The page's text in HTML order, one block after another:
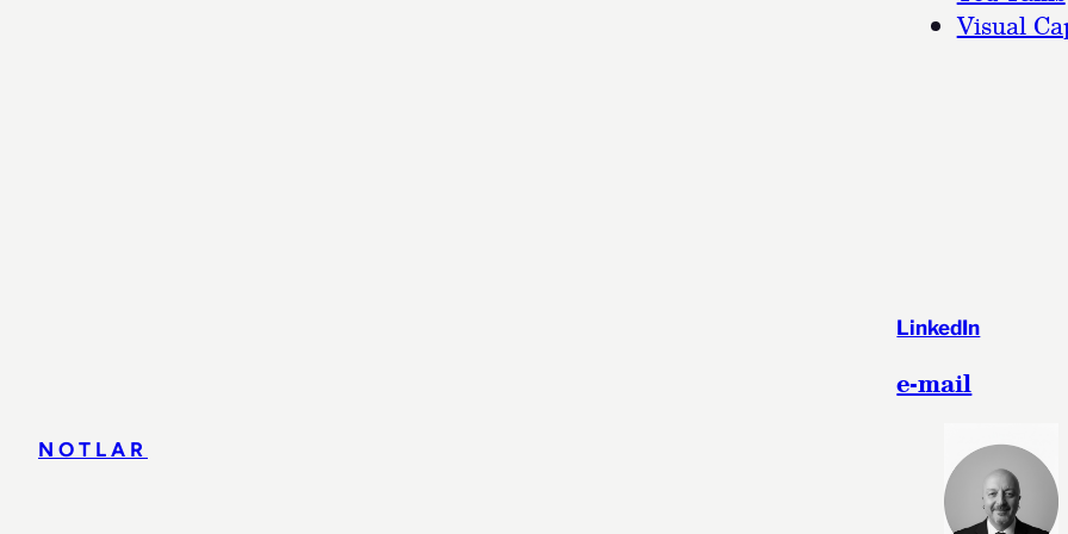
Visual
NOTLAR
LinkedIn
e-mail